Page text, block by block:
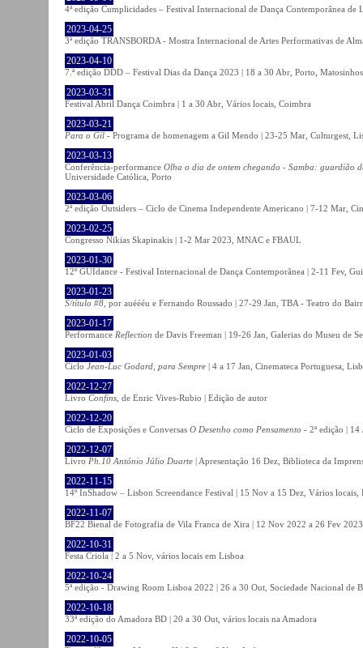
4ª edição Cumplicidades – Festival Internacional de Dança Contemporânea
2023-04-25
3ª edição TRANSBORDA - Mostra Internacional de Artes Performativas de
2023-04-10
7.ª edição DDD – Festival Dias da Dança 2023 | 18 a 30 Abr, Porto,
2023-03-31
Festival Abril Dança Coimbra | 1 a 30 Abr, Vários locais, Coimbra
2023-03-21
Para o Gil - Programa de homenagem a Gil Mendo | 23-25 Mar, Culturgest,
2023-03-13
Conferência-performance Olha o dia de ontem chegando - Samba: guardião
Universidade Católica, Porto
2023-03-06
2ª edição Outsiders – Ciclo de Cinema Independente Americano | 7-12 Mar,
2023-02-25
Congresso Nikias Skapinakis | 1-2 Mar 2023, MNAC e FBAUL
2023-01-30
12º GUIdance - Festival Internacional de Dança Contemporânea | 2-11 Fev,
2023-01-23
S/título #8 , por auéééu e Fernando Roussado | 27-29 Jan, TBA - Teatro do
2023-01-17
Performance Reflection de Davis Freeman | 19-26 Jan, Galerias do Museu de
2023-01-03
Ciclo Jean-Luc Godard, para Sempre | 4 a 17 Jan, Cinemateca Portuguesa,
2022-12-27
Livro Confins , de Enric Vives-Rubio | Edição de autor
2022-12-20
Ciclo de Exposições e Conversas O Desenho como Pensamento - 2ª edição |
2022-12-07
Livro Ph.10 António Júlio Duarte | Apresentação 16 Dez, Biblioteca da
2022-11-15
14º InShadow – Lisbon Screendance Festival | 15 Nov a 15 Dez, Vários locais,
2022-11-07
BF22 Bienal de Fotografia de Vila Franca de Xira | 12 Nov 2022 a 26 Fev
2022-10-31
Festa Criola | 2 a 5 Nov, vários locais em Lisboa
2022-10-24
5ª edição - Drawing Room Lisboa 2022 | 26 a 30 Out, Sociedade Nacional de
2022-10-18
33ª edição do Amadora BD | 20 a 30 Out, vários locais na Amadora
2022-10-05